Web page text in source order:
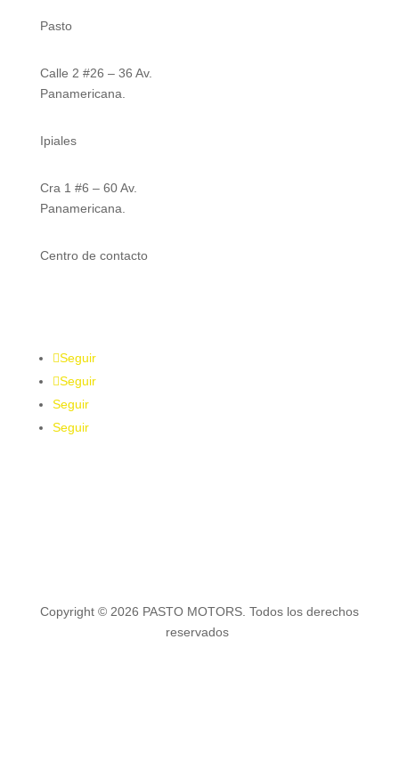
Pasto
Calle 2 #26 – 36 Av.
Panamericana.
Ipiales
Cra 1 #6 – 60 Av.
Panamericana.
Centro de contacto
Seguir
Seguir
Seguir
Seguir
Copyright © 2026 PASTO MOTORS. Todos los derechos
reservados